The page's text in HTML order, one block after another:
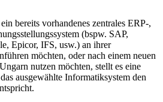
bereits vorhandenes zentrales ERP-,
(bspw. SAP,
Epicor, IFS, usw.) an ihrer
möchten, oder nach einem neuen
nutzen möchten, stellt es eine
ausgewählte Informatiksystem den